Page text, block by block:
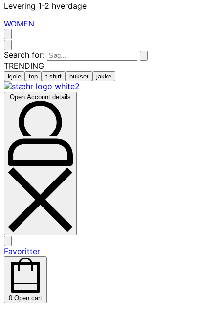
Levering 1-2 hverdage
WOMEN
Search for:
TRENDING
kjole top t-shirt bukser jakke
Open Account details
Favoritter
0 Open cart